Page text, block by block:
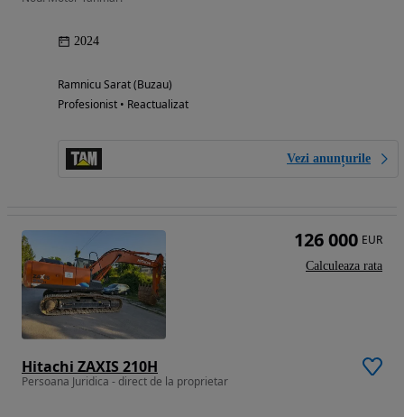
2024
Ramnicu Sarat (Buzau)
Profesionist • Reactualizat
Vezi anunțurile
Hitachi ZAXIS 210H
Persoana Juridica - direct de la proprietar
126 000 EUR
Calculeaza rata